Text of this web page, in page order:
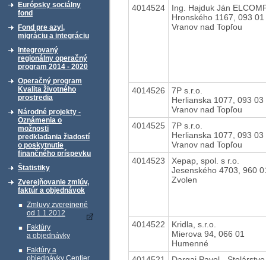
Európsky sociálny
fond
Fond pre azyl,
migráciu a integráciu
Integrovaný
regionálny operačný
program 2014 - 2020
Operačný program
Kvalita životného
prostredia
Národné projekty -
Oznámenia o
možnosti
predkladania žiadostí
o poskytnutie
finančného príspevku
Štatistiky
Zverejňovanie zmlúv,
faktúr a objednávok
Zmluvy zverejnené
od 1.1.2012
Faktúry
a objednávky
Faktúry a
objednávky Centier
4014524
Ing. Hajduk Ján
Hronského 1167, 093 01
Vranov nad Topľou
4014526
7P s.r.o.
Herlianska 1077, 093 03
Vranov nad Topľou
4014525
7P s.r.o.
Herlianska 1077, 093 03
Vranov nad Topľou
4014523
Xepap, spol. s r.o.
Jesenského 4703, 960
Zvolen
4014522
Kridla, s.r.o.
Mierova 94, 066 01
Humenné